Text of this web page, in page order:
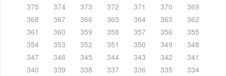
375
374 373 372 371 370
369
368
367 366 365 364 363
362
361
360 359 358 357 356
355
354
353 352 351 350 349
348
347
346 345 344 343 342
341
340
339 338 337 336 335
334